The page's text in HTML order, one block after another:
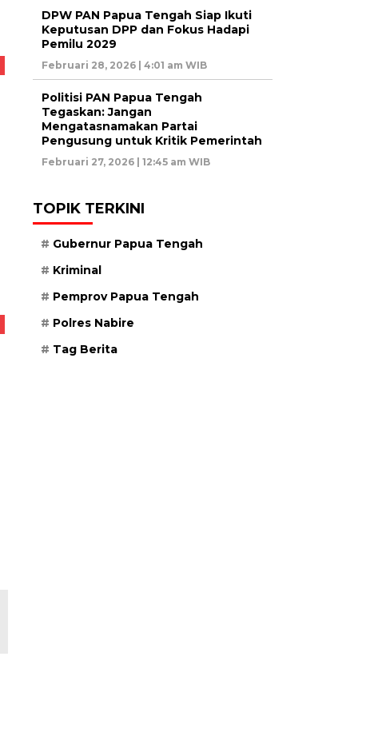
DPW PAN Papua Tengah Siap Ikuti
Keputusan DPP dan Fokus Hadapi
Pemilu 2029
Februari 28, 2026 | 4:01 am WIB
Politisi PAN Papua Tengah
Tegaskan: Jangan
Mengatasnamakan Partai
Pengusung untuk Kritik Pemerintah
Februari 27, 2026 | 12:45 am WIB
TOPIK TERKINI
Gubernur Papua Tengah
Kriminal
Pemprov Papua Tengah
Polres Nabire
Tag Berita